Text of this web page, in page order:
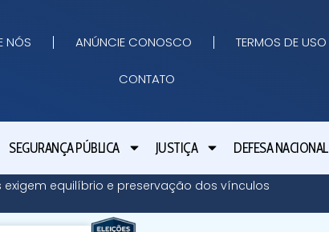
NÓS ANÚNCIE CONOSCO TERMOS DE USO
CONTATO
SEGURANÇA PÚBLICA JUSTIÇA DEFESA NACIONAL
equilíbrio e preservação dos vínculos